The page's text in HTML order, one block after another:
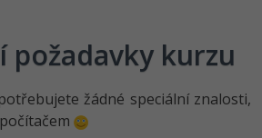
-15%
-25%
požadavky kurzu
žádné speciální znalosti,